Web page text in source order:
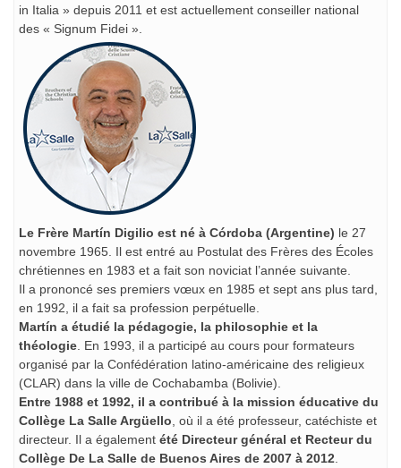
in Italia » depuis 2011 et est actuellement conseiller national
des « Signum Fidei ».
Le Frère Martín Digilio est né à Córdoba (Argentine) le 27
novembre 1965. Il est entré au Postulat des Frères des Écoles
chrétiennes en 1983 et a fait son noviciat l’année suivante.
Il a prononcé ses premiers vœux en 1985 et sept ans plus tard,
en 1992, il a fait sa profession perpétuelle.
Martín a étudié la pédagogie, la philosophie et la
théologie . En 1993, il a participé au cours pour formateurs
organisé par la Confédération latino-américaine des religieux
(CLAR) dans la ville de Cochabamba (Bolivie).
Entre 1988 et 1992, il a contribué à la mission éducative du
Collège La Salle Argüello , où il a été professeur, catéchiste et
directeur. Il a également été Directeur général et Recteur du
Collège De La Salle de Buenos Aires de 2007 à 2012